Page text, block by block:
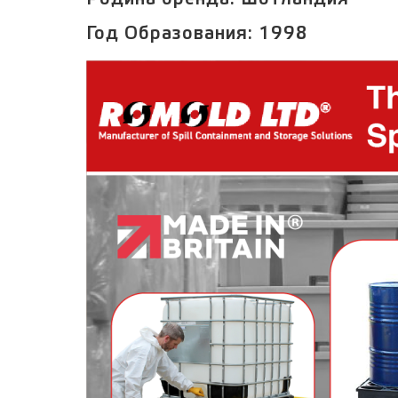
Заказ успешно
Спасибо, что выбрали нас! Менеджер
Год Образования: 1998